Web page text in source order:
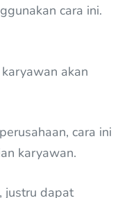
cara ini.
akan
cara ini
karyawan.
justru dapat